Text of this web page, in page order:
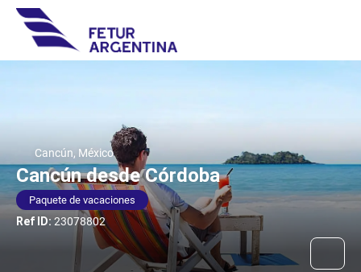
Cancún, México
Cancún desde Córdoba
Paquete de vacaciones
Ref ID: 23078802